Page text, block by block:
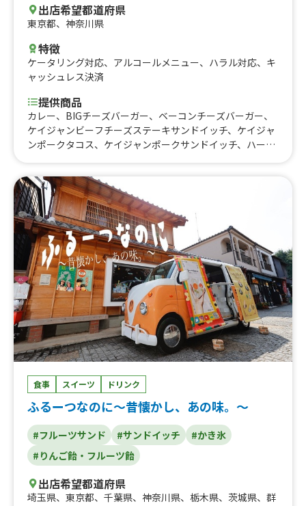
出店希望都道府県
東京都、 神奈川県
特徴
ケータリング対応、 アルコールメニュー、 ハラル対応、 キ
ャッシュレス決済
提供商品
カレー、BIGチーズバーガー、ベーコンチーズバーガー、
ケイジャンビーフチーズステーキサンドイッチ、ケイジャ
ンポークタコス、ケイジャンポークサンドイッチ、ハーブ
＆ライス、ハーブチキン&ライス、ビーフステーキ＆ライ
ス、ジンジャーポーク＆ライス、醗酵ジュース、ホットド
ッグ、クレープ
食事 スイーツ ドリンク
ふるーつなのに〜昔懐かし、あの味。〜
#フルーツサンド #サンドイッチ
#かき氷
#りんご飴・フルーツ飴
出店希望都道府県
埼玉県、 東京都、 千葉県、 神奈川県、 栃木県、 茨城県、 群